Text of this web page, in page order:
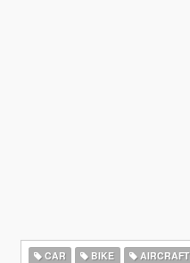
CAR BIKE AIRCRAFT